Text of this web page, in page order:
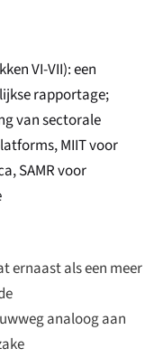
VI-VII): een
rapportage;
van sectorale
MIIT voor
SAMR voor
ernaast als een meer
analoog aan